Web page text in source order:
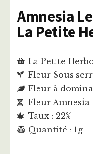
Amnesia
La Petite
La Petite
Fleur Sous
Fleur à
Fleur Amnesia
Taux : 22%
Quantité : 1g